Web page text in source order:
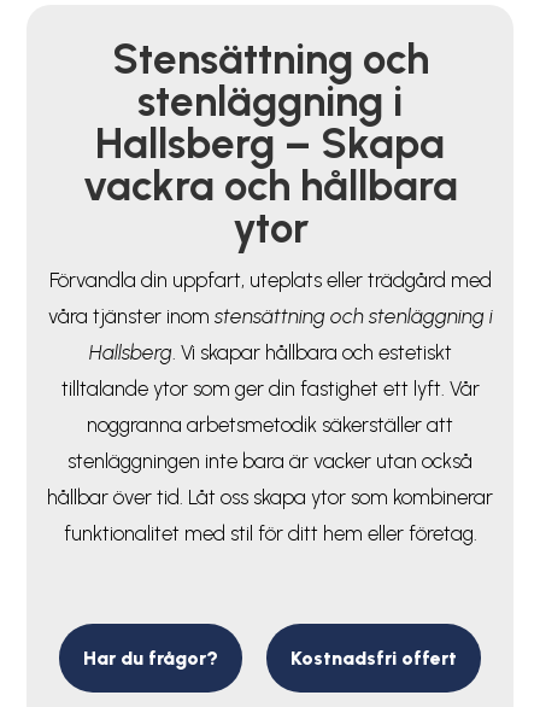
Stensättning och
stenläggning i
Hallsberg – Skapa
vackra och hållbara
ytor
Förvandla din uppfart, uteplats eller trädgård med
våra tjänster inom stensättning och stenläggning i
Hallsberg. Vi skapar hållbara och estetiskt
tilltalande ytor som ger din fastighet ett lyft. Vår
noggranna arbetsmetodik säkerställer att
stenläggningen inte bara är vacker utan också
hållbar över tid. Låt oss skapa ytor som kombinerar
funktionalitet med stil för ditt hem eller företag.
Har du frågor? Kostnadsfri offert